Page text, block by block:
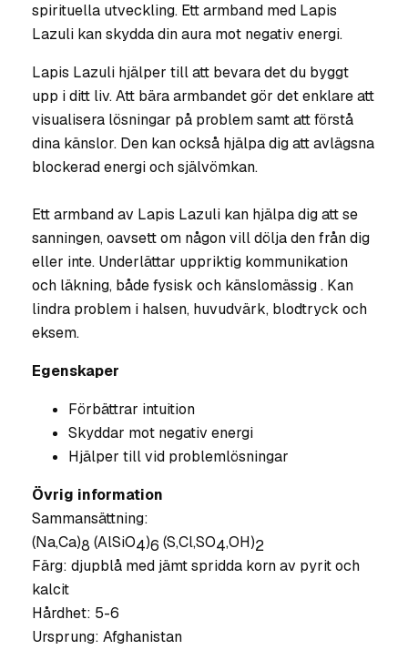
spirituella utveckling. Ett armband med Lapis
Lazuli kan skydda din aura mot negativ energi.
Lapis Lazuli hjälper till att bevara det du byggt
upp i ditt liv. Att bära armbandet gör det enklare att
visualisera lösningar på problem samt att förstå
dina känslor. Den kan också hjälpa dig att avlägsna
blockerad energi och självömkan.
Ett armband av Lapis Lazuli kan hjälpa dig att se
sanningen, oavsett om någon vill dölja den från dig
eller inte. Underlättar uppriktig kommunikation
och läkning, både fysisk och känslomässig . Kan
lindra problem i halsen, huvudvärk, blodtryck och
eksem.
Egenskaper
Förbättrar intuition
Skyddar mot negativ energi
Hjälper till vid problemlösningar
Övrig information
Sammansättning:
(Na,Ca)8 (AlSiO4)6 (S,Cl,SO4,OH)2
Färg: djupblå med jämt spridda korn av pyrit och
kalcit
Hårdhet: 5-6
Ursprung: Afghanistan